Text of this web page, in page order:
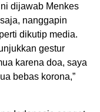
dijawab Menkes
nanggapin
dikutip media.
gestur
karena doa, saya
bebas korona,”